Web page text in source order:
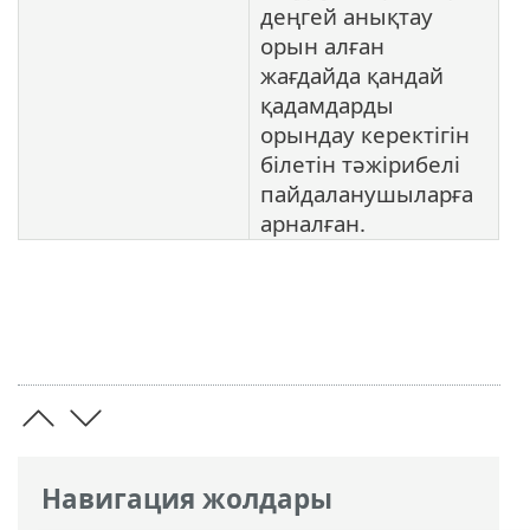
Навигация жолдары
деңгей анықтау
орын алған
жағдайда қандай
қадамдарды
орындау керектігін
білетін тәжірибелі
пайдаланушыларға
арналған.